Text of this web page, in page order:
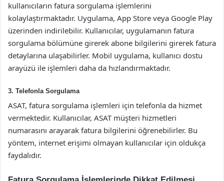
kullanıcıların fatura sorgulama işlemlerini
kolaylaştırmaktadır. Uygulama, App Store veya Google Play
üzerinden indirilebilir. Kullanıcılar, uygulamanın fatura
sorgulama bölümüne girerek abone bilgilerini girerek fatura
detaylarına ulaşabilirler. Mobil uygulama, kullanıcı dostu
arayüzü ile işlemleri daha da hızlandırmaktadır.
3. Telefonla Sorgulama
ASAT, fatura sorgulama işlemleri için telefonla da hizmet
vermektedir. Kullanıcılar, ASAT müşteri hizmetleri
numarasını arayarak fatura bilgilerini öğrenebilirler. Bu
yöntem, internet erişimi olmayan kullanıcılar için oldukça
faydalıdır.